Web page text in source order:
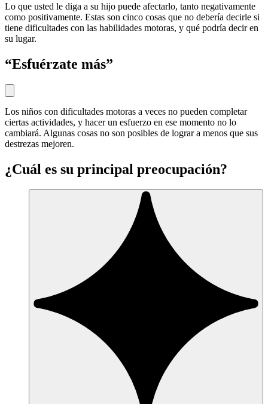
Lo que usted le diga a su hijo puede afectarlo, tanto negativamente
como positivamente. Estas son cinco cosas que no debería decirle si
tiene dificultades con las habilidades motoras, y qué podría decir en
su lugar.
“Esfuérzate más”
Los niños con dificultades motoras a veces no pueden completar
ciertas actividades, y hacer un esfuerzo en ese momento no lo
cambiará. Algunas cosas no son posibles de lograr a menos que sus
destrezas mejoren.
¿Cuál es su principal preocupación?